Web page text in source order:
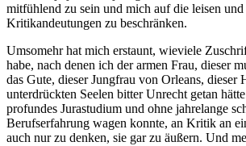
mitfühlend zu sein und mich auf die leisen
Kritikandeutungen zu beschränken.
Umsomehr hat mich erstaunt, wieviele
habe, nach denen ich der armen Frau, dieser
das Gute, dieser Jungfrau von Orleans, dieser
unterdrückten Seelen bitter Unrecht getan
profundes Jurastudium und ohne jahrelange
Berufserfahrung wagen konnte, an Kritik an
auch nur zu denken, sie gar zu äußern. Und